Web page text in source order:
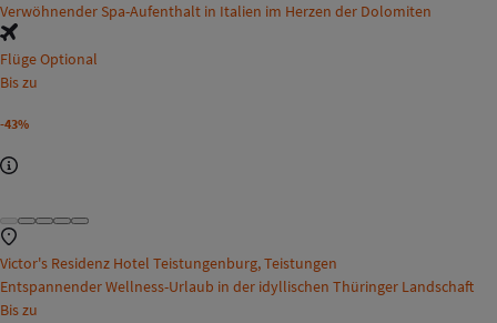
Verwöhnender Spa-Aufenthalt in Italien im Herzen der Dolomiten
Flüge Optional
Bis zu
-43%
Victor's Residenz Hotel Teistungenburg, Teistungen
Entspannender Wellness-Urlaub in der idyllischen Thüringer Landschaft
Bis zu